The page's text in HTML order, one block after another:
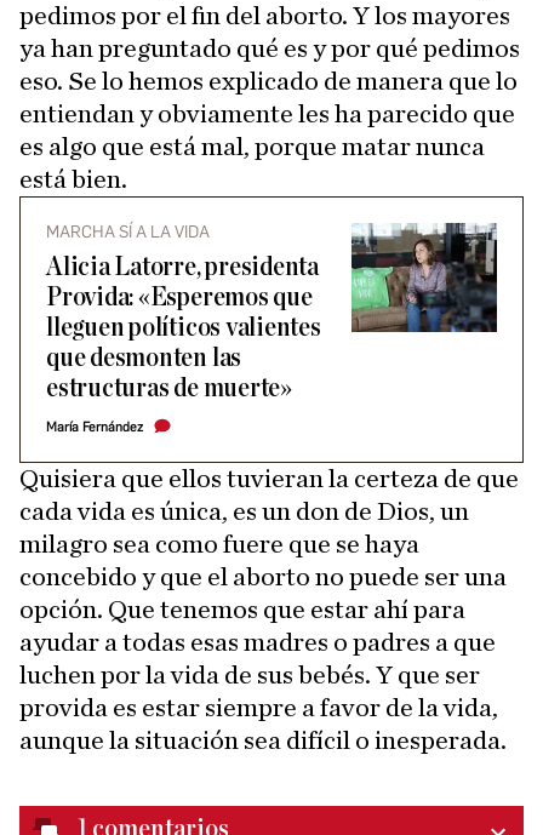
pedimos por el fin del aborto. Y los mayores
ya han preguntado qué es y por qué pedimos
eso. Se lo hemos explicado de manera que lo
entiendan y obviamente les ha parecido que
es algo que está mal, porque matar nunca
está bien.
MARCHA SÍ A LA VIDA
Alicia Latorre, presidenta
Provida: «Esperemos que
lleguen políticos valientes
que desmonten las
estructuras de muerte»​
María Fernández
Quisiera que ellos tuvieran la certeza de que
cada vida es única, es un don de Dios, un
milagro sea como fuere que se haya
concebido y que el aborto no puede ser una
opción. Que tenemos que estar ahí para
ayudar a todas esas madres o padres a que
luchen por la vida de sus bebés. Y que ser
provida es estar siempre a favor de la vida,
aunque la situación sea difícil o inesperada.
1 comentarios